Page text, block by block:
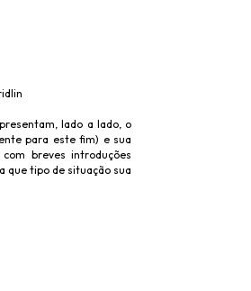
lado a lado, o
para este fim) e sua
breves introduções
que tipo de situação sua